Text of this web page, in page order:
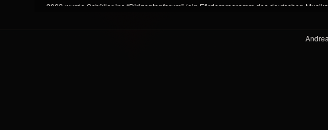
2003 wurde Schüller ins “Dirigentenforum” (ein Förderprogramm des deutschen
In der Saison 2003/04 wurde Schüller an die Wiener Volksoper verpflichtet, wo er seit